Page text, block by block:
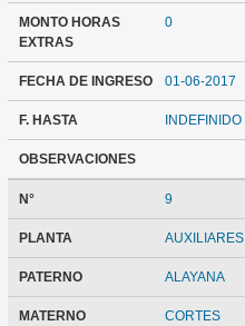
MONTO HORAS
EXTRAS
0
FECHA DE INGRESO 01-06-2017
F. HASTA INDEFINIDO
OBSERVACIONES
N° 9
PLANTA AUXILIARES
PATERNO ALAYANA
MATERNO CORTES